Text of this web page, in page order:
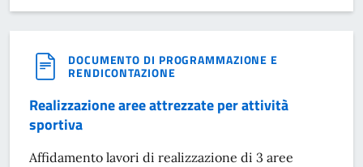
DOCUMENTO DI PROGRAMMAZIONE E
RENDICONTAZIONE
Realizzazione aree attrezzate per attività
sportiva
Affidamento lavori di realizzazione di 3 aree